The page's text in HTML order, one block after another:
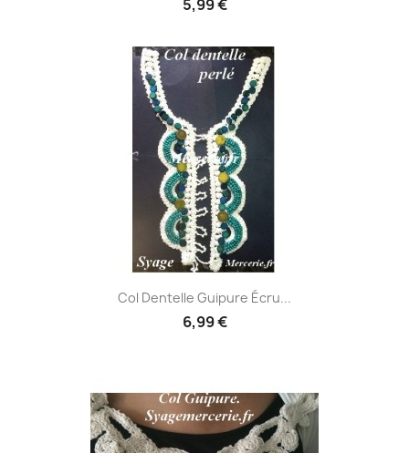
5,99 €
Col Dentelle Guipure Écru...
6,99 €